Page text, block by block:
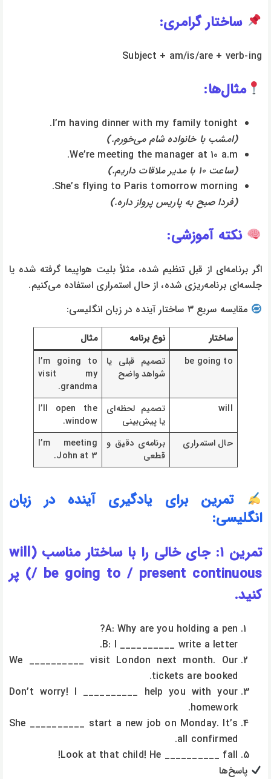
ساختار گرامری:
Subject + am/is/are + verb-ing
مثال‌ها:
I’m having dinner with my family tonight.
(امشب با خانواده شام می‌خورم.)
We’re meeting the manager at 10 a.m.
(ساعت ۱۰ با مدیر ملاقات داریم.)
She’s flying to Paris tomorrow morning.
(فردا صبح به پاریس پرواز داره.)
نکته آموزشی:
اگر برنامه‌ای از قبل تنظیم شده، مثلاً بلیت هواپیما گرفته شده یا
جلسه‌ای برنامه‌ریزی شده، از حال استمراری استفاده می‌کنیم.
مقایسه سریع ۳ ساختار آینده در زبان انگلیسی:
ساختار نوع برنامه
مثال
be going to
تصمیم قبلی یا
شواهد واضح
I’m going to
visit my
grandma.
will
تصمیم لحظه‌ای
یا پیش‌بینی
I’ll open the
window.
حال استمراری
برنامه‌ی دقیق و
قطعی
I’m meeting
John at 3.
تمرین برای یادگیری آینده در زبان
انگلیسی:
تمرین ۱: جای خالی را با ساختار مناسب (will
/ be going to / present continuous) پر
کنید.
A: Why are you holding a pen?
B: I __________ write a letter.
We __________ visit London next month. Our
tickets are booked.
Don’t worry! I __________ help you with your
homework.
She __________ start a new job on Monday. It’s
all confirmed.
Look at that child! He __________ fall!
پاسخ‌ها